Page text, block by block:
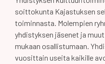
soittokunta Kajastuksen
toiminnasta. Molempien
yhdistyksen jäsenet ja
mukaan osallistumaan.
vuosittain useita kaikille